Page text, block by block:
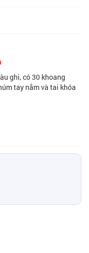
ghi, có 30 khoang
tay nắm và tai khóa